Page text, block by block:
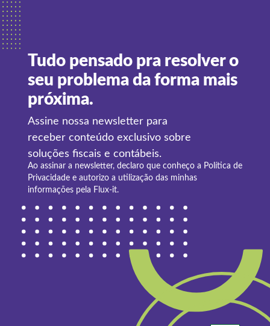
Tudo pensado pra resolver o
seu problema da forma mais
próxima.
Assine nossa newsletter para
receber conteúdo exclusivo sobre
soluções fiscais e contábeis.
Ao assinar a newsletter, declaro que conheço a Política de
Privacidade e autorizo a utilização das minhas
informações pela Flux-it.